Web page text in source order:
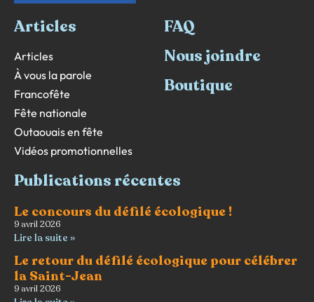
Articles
Articles
À vous la parole
Francofête
Fête nationale
Outaouais en fête
Vidéos promotionnelles
FAQ
Nous joindre
Boutique
Publications récentes
Le concours du défilé écologique !
9 avril 2026
Lire la suite »
Le retour du défilé écologique pour célébrer
la Saint-Jean
9 avril 2026